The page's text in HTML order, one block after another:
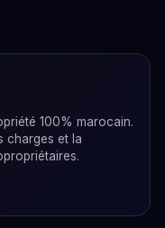
100% marocain.
charges et la